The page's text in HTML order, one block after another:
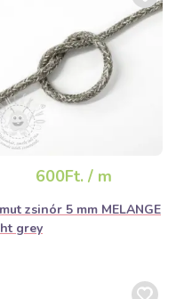
600Ft. / m
zsinór 5 mm MELANGE
grey